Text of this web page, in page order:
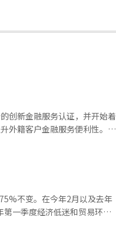
创新金融服务认证，并开始着
款账户并申请借记卡。该项
不变。在今年2月以及去年
庭债务等多重因素，决定此